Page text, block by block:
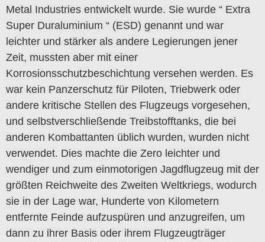
Metal Industries entwickelt wurde. Sie wurde “ Extra
Super Duraluminium “ (ESD) genannt und war
leichter und stärker als andere Legierungen jener
Zeit, mussten aber mit einer
Korrosionsschutzbeschichtung versehen werden. Es
war kein Panzerschutz für Piloten, Triebwerk oder
andere kritische Stellen des Flugzeugs vorgesehen,
und selbstverschließende Treibstofftanks, die bei
anderen Kombattanten üblich wurden, wurden nicht
verwendet. Dies machte die Zero leichter und
wendiger und zum einmotorigen Jagdflugzeug mit der
größten Reichweite des Zweiten Weltkriegs, wodurch
sie in der Lage war, Hunderte von Kilometern
entfernte Feinde aufzuspüren und anzugreifen, um
dann zu ihrer Basis oder ihrem Flugzeugträger